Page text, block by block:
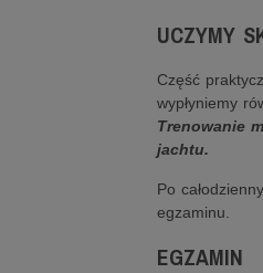
UCZYMY
Część
wypłyniemy
Trenowanie
jachtu.
Po
egzaminu.
EGZAMIN